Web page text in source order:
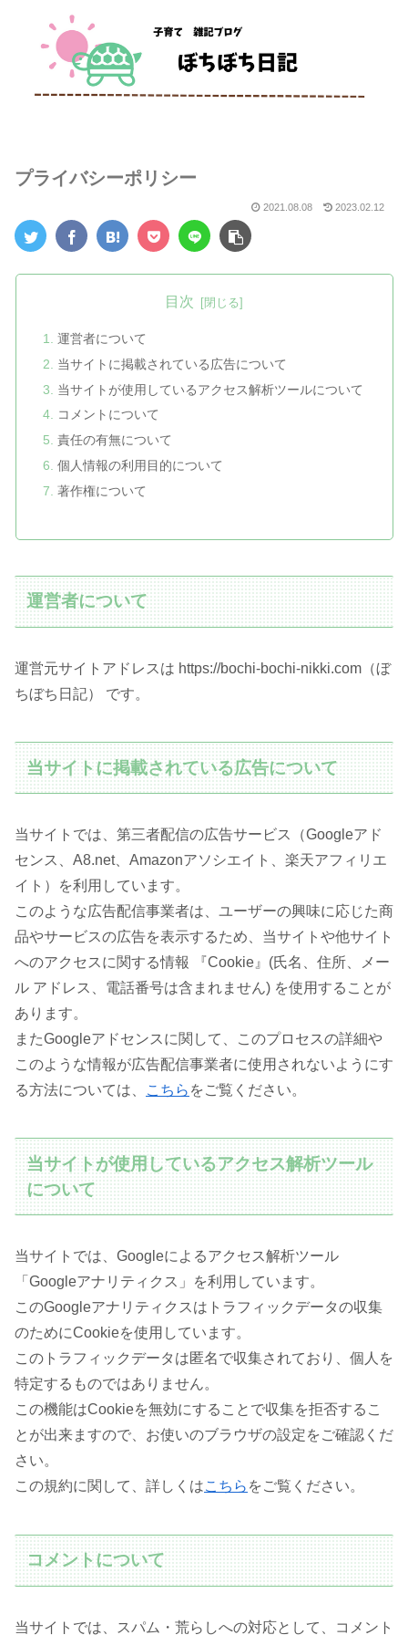
プライバシーポリシー
2021.08.08 2023.02.12
目次
運営者について
当サイトに掲載されている広告について
当サイトが使用しているアクセス解析ツールについて
コメントについて
責任の有無について
個人情報の利用目的について
著作権について
運営者について
運営元サイトアドレスは https://bochi-bochi-nikki.com（ぼ
ちぼち日記） です。
当サイトに掲載されている広告について
当サイトでは、第三者配信の広告サービス（Googleアド
センス、A8.net、Amazonアソシエイト、楽天アフィリエ
イト）を利用しています。
このような広告配信事業者は、ユーザーの興味に応じた商
品やサービスの広告を表示するため、当サイトや他サイト
へのアクセスに関する情報 『Cookie』(氏名、住所、メー
ル アドレス、電話番号は含まれません) を使用することが
あります。
またGoogleアドセンスに関して、このプロセスの詳細や
このような情報が広告配信事業者に使用されないようにす
る方法については、
こちら をご覧ください。
当サイトが使用しているアクセス解析ツール
について
当サイトでは、Googleによるアクセス解析ツール
「Googleアナリティクス」を利用しています。
このGoogleアナリティクスはトラフィックデータの収集
のためにCookieを使用しています。
このトラフィックデータは匿名で収集されており、個人を
特定するものではありません。
この機能はCookieを無効にすることで収集を拒否するこ
とが出来ますので、お使いのブラウザの設定をご確認くだ
さい。
この規約に関して、詳しくはこちら をご覧ください。
コメントについて
当サイトでは、スパム・荒らしへの対応として、コメント